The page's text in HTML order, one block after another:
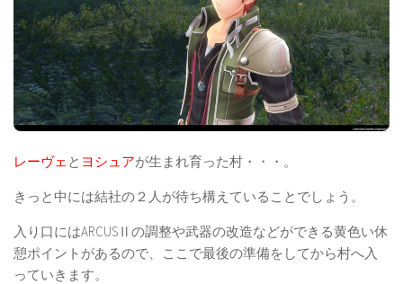
レーヴェ と ヨシュアが生まれ育った村・・・。
きっと中には結社の２人が待ち構えていることでしょう。
入り口にはARCUSⅡの調整や武器の改造などができる黄色い休
憩ポイントがあるので、ここで最後の準備をしてから村へ入
っていきます。